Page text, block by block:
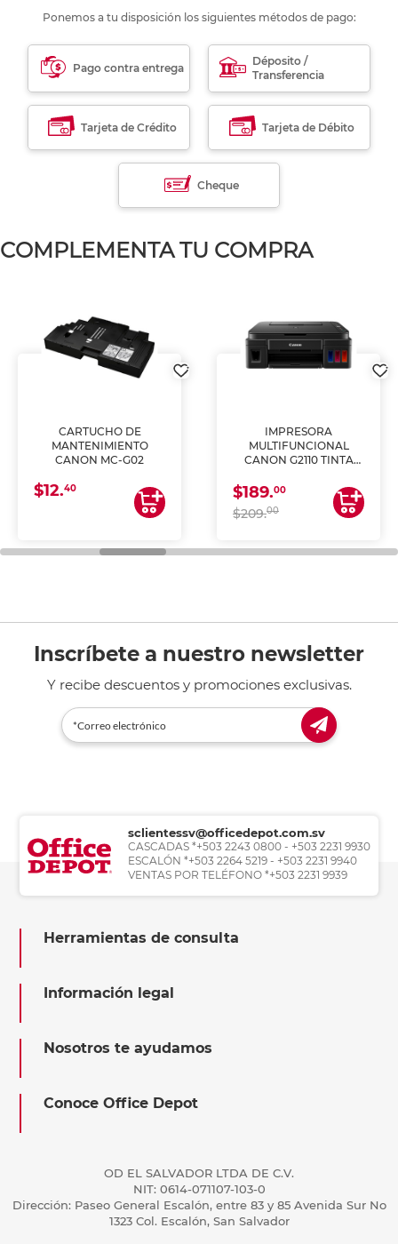
Ponemos a tu disposición los siguientes métodos de pago:
Pago contra entrega
Déposito /
Transferencia
Tarjeta de Crédito Tarjeta de Débito
Cheque
COMPLEMENTA TU COMPRA
CARTUCHO DE
MANTENIMIENTO
CANON MC-G02
$12.40
IMPRESORA
MULTIFUNCIONAL
CANON G2110 TINTA
$189.00
$209.00
Inscríbete a nuestro newsletter
Y recibe descuentos y promociones exclusivas.
sclientessv@officedepot.com.sv
CASCADAS *+503 2243 0800 - +503 2231 9930
ESCALÓN *+503 2264 5219 - +503 2231 9940
VENTAS POR TELÉFONO *+503 2231 9939
Herramientas de consulta
Información legal
Nosotros te ayudamos
Conoce Office Depot
OD EL SALVADOR LTDA DE C.V.
NIT: 0614-071107-103-0
Dirección: Paseo General Escalón, entre 83 y 85 Avenida Sur No
1323 Col. Escalón, San Salvador